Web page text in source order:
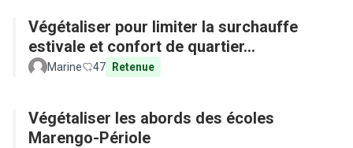
Végétaliser pour limiter la surchauffe
estivale et confort de quartier...
Marine 47 Retenue
Végétaliser les abords des écoles
Marengo-Périole